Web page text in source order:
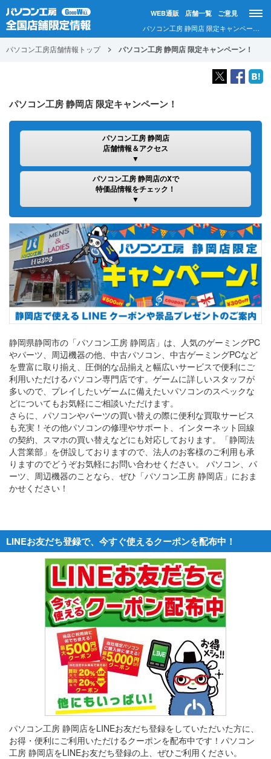
パソコン工房 静岡店 限定キャンペーン！｜パソコン工房店舗情報
WEB通販 店舗一覧 ご意見
パソコン工房店舗情報トップ パソコン工房 静岡店 限定キャンペーン！
パソコン工房 静岡店 限定キャンペーン！
パソコン工房 静岡店
店舗情報＆アクセス
パソコン工房 静岡店のXで
特価品情報をチェック！
静岡県静岡市の「パソコン工房 静岡店」は、人気のゲーミングPC
やパーツ、周辺機器の他、中古パソコン、中古ゲーミングPCなど
を豊富に取り揃え、圧倒的な品揃えと幅広いサービスで便利にご
利用いただけるパソコン専門店です。ゲームに詳しいスタッフが
多いので、プレイしたいゲームに備えたいパソコンのスペックな
どについてもお気軽にご相談いただけます。
さらに、パソコンやパーツの買い替えの際に便利な買取サービス
も充実！その他パソコンの修理やサポート、インターネット回線
の契約、スマホの買い替えなどにも対応しております。「静岡法
人営業部」を併設しておりますので、法人のお客様のご利用も承
りますのでどうぞお気軽にお問い合わせください。 パソコン、パ
ーツ、周辺機器のことなら、ぜひ「パソコン工房 静岡店」におま
かせください！
LINEお友だち登録で、今すぐ使えるクーポンを配布中！
パソコン工房 静岡店をLINEお友だち登録をしていただいた方に、
お得・便利にご利用いただけるクーポンを配布中です！パソコン
工房 静岡店をLINEお友だち登録の上、ぜひご利用ください。